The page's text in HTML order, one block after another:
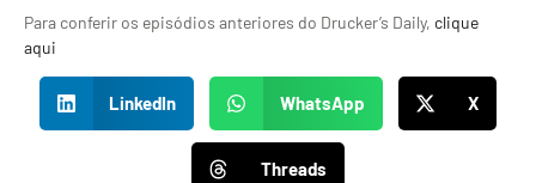
Para conferir os episódios anteriores do Drucker’s Daily, clique
aqui
LinkedIn WhatsApp X
Threads